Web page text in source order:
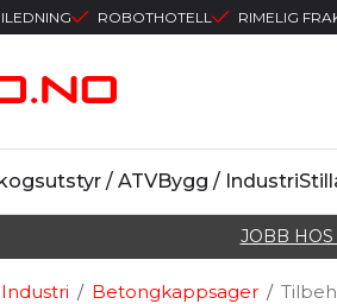
ROBOTHOTELL RIMELIG
/ ATVBygg / Industri
JOBB
/ /
Betongkappsager